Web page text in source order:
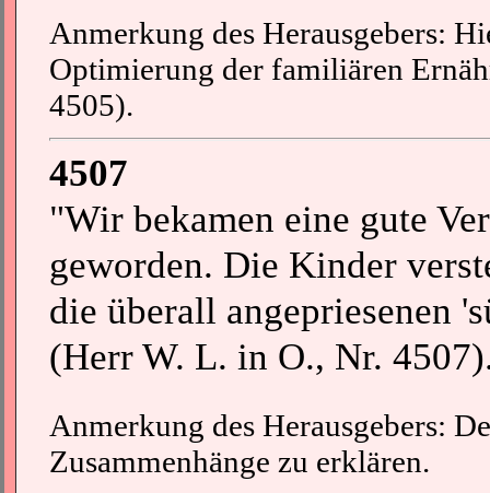
Anmerkung des Herausgebers:
Optimierung der familiären
4505).
4507
"Wir bekamen eine gute
geworden. Die Kinder
die überall angepriesenen
(Herr W. L. in O., Nr.
Anmerkung des Herausgebers:
Zusammenhänge zu erklären.